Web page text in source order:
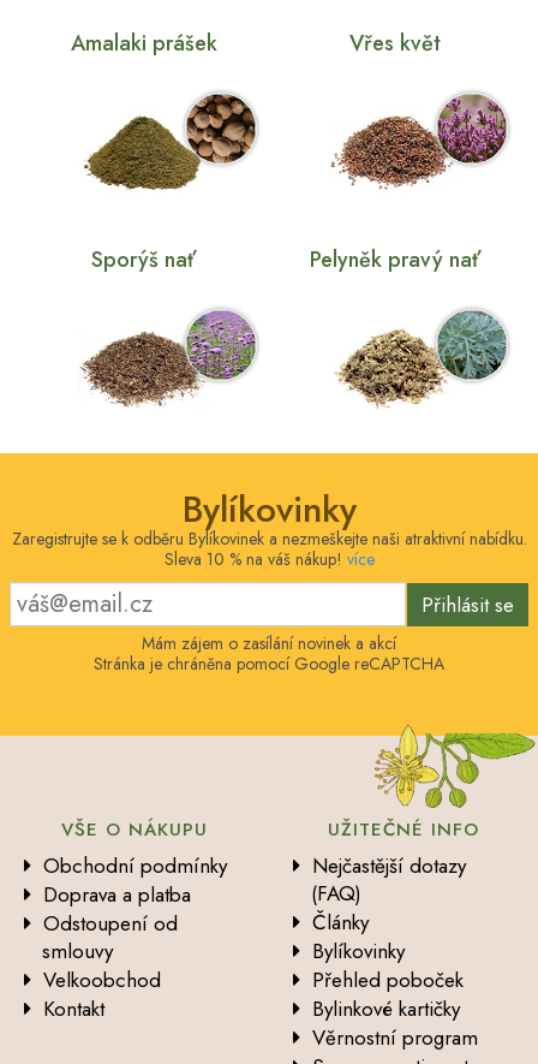
Amalaki prášek Vřes květ
Sporýš nať Pelyněk pravý nať
Bylíkovinky
Zaregistrujte se k odběru Bylíkovinek a nezmeškejte naši atraktivní nabídku.
Sleva 10 % na váš nákup! více
Přihlásit se
Mám zájem o zasílání novinek a akcí
Stránka je chráněna pomocí Google reCAPTCHA
VŠE O NÁKUPU
Obchodní podmínky
Doprava a platba
Odstoupení od
smlouvy
Velkoobchod
Kontakt
UŽITEČNÉ INFO
Nejčastější dotazy
(FAQ)
Články
Bylíkovinky
Přehled poboček
Bylinkové kartičky
Věrnostní program